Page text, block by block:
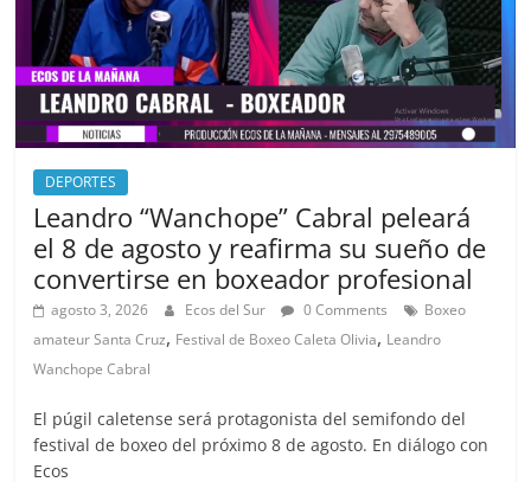
DEPORTES
Leandro “Wanchope” Cabral peleará
el 8 de agosto y reafirma su sueño de
convertirse en boxeador profesional
agosto 3, 2026 Ecos del Sur 0 Comments
Boxeo
amateur Santa Cruz, Festival de Boxeo Caleta Olivia, Leandro
Wanchope Cabral
El púgil caletense será protagonista del semifondo del
festival de boxeo del próximo 8 de agosto. En diálogo con
Ecos